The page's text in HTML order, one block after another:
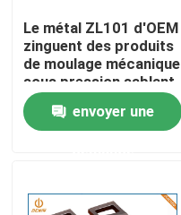
Produits
A propos de nous
Le métal ZL101 d'OEM
zinguent des produits
de moulage mécanique
sous pression sablant
le polissage
envoyer une